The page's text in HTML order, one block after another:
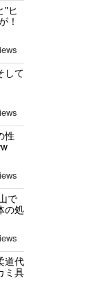
"ヒ
！
して
性
で
の処
道代
ミ具